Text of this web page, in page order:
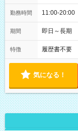
勤務時間 11:00-20:00
期間 即日～長期
特徴 履歴書不要
気になる！